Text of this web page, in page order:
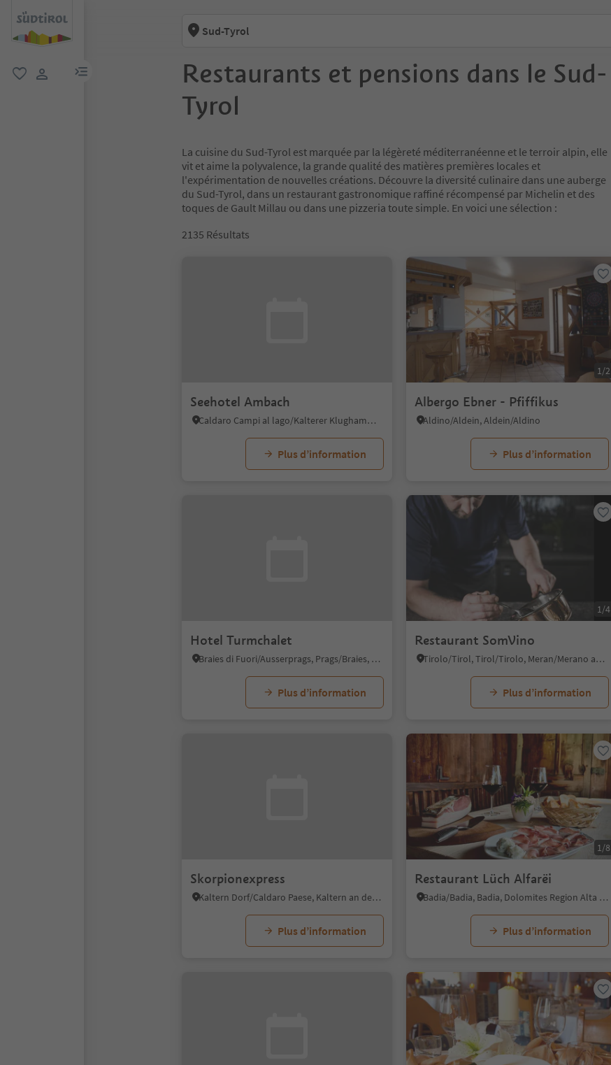
lien menu
Sud-Tyrol
Restaurants et pensions dans le Sud-
Tyrol
La cuisine du Sud-Tyrol est marquée par la légèreté méditerranéenne et le terroir alpin, elle
vit et aime la polyvalence, la grande qualité des matières premières locales et
l'expérimentation de nouvelles créations. Découvre la diversité culinaire dans une auberge
du Sud-Tyrol, dans un restaurant gastronomique raffiné récompensé par Michelin et des
toques de Gault Millau ou dans une pizzeria toute simple. En voici une sélection :
2135 Résultats
Seehotel Ambach
Caldaro Campi al lago/Kalterer Klughammer, Kaltern an der Weinstraße/Caldaro sulla Strada del Vino, Alto Adige Wine Road
Plus d’information
1/2
Albergo Ebner - Pfiffikus
Aldino/Aldein, Aldein/Aldino
Plus d’information
Hotel Turmchalet
Braies di Fuori/Ausserprags, Prags/Braies, Dolomites Region 3 Zinnen
Plus d’information
1/4
Restaurant SomVino
Tirolo/Tirol, Tirol/Tirolo, Meran/Merano and environs
Plus d’information
Skorpionexpress
Kaltern Dorf/Caldaro Paese, Kaltern an der Weinstraße/Caldaro sulla Strada del Vino, Alto Adige Wine Road
Plus d’information
1/8
Restaurant Lüch Alfarëi
Badia/Badia, Badia, Dolomites Region Alta Badia
Plus d’information